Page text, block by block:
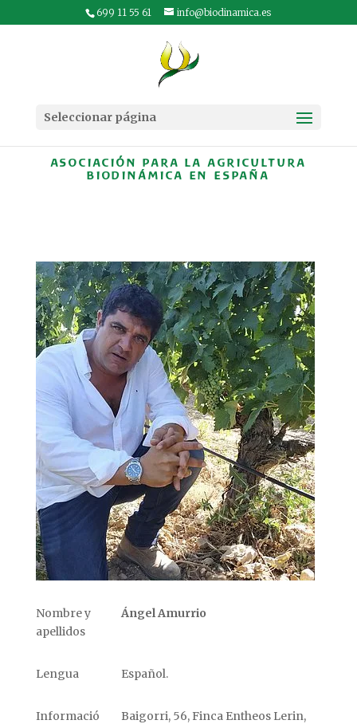
699 11 55 61 info@biodinamica.es
Seleccionar página
ASOCIACIÓN PARA LA AGRICULTURA
BIODINÁMICA EN ESPAÑA
Nombre y
apellidos
Ángel Amurrio
Lengua Español.
Informació
Baigorri, 56, Finca Entheos Lerin,